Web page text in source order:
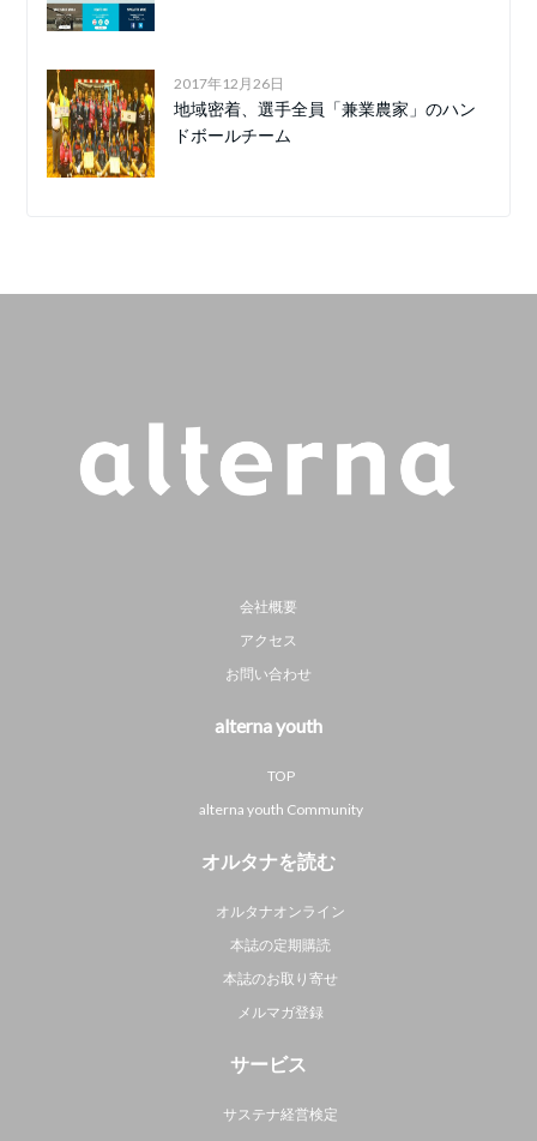
2017年12月26日
地域密着、選手全員「兼業農家」のハン
ドボールチーム
会社概要
アクセス
お問い合わせ
alterna youth
TOP
alterna youth Community
オルタナを読む
オルタナオンライン
本誌の定期購読
本誌のお取り寄せ
メルマガ登録
サービス
サステナ経営検定